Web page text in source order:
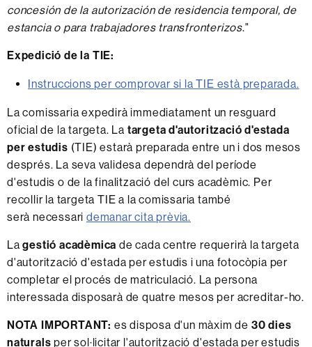
concesión de la autorización de residencia temporal, de
estancia o para trabajadores transfronterizos."
Expedició de la TIE:
Instruccions per comprovar si la TIE està preparada.
La comissaria expedirà immediatament un resguard
oficial de la targeta. La targeta d'autorització d'estada
per estudis (TIE) estarà preparada entre un i dos mesos
després. La seva validesa dependrà del període
d'estudis o de la finalització del curs acadèmic. Per
recollir la targeta TIE a la comissaria també
serà necessaridemanar cita prèvia.
Lagestió acadèmica de cada centre requerirà la targeta
d'autorització d'estada per estudis i una fotocòpia per
completar el procés de matriculació. La persona
interessada disposarà de quatre mesos per acreditar-ho.
NOTA IMPORTANT: es disposa d'un màxim de 30 dies
naturals per sol·licitar l'autorització d'estada per estudis